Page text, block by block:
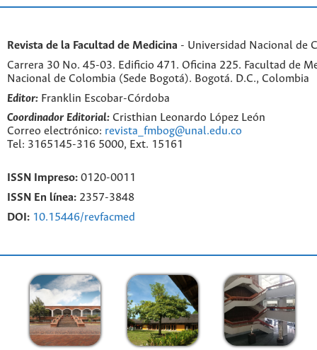
Revista de la Facultad de Medicina - Universidad Nacional de
Carrera 30 No. 45-03. Edificio 471. Oficina 225. Facultad de
Nacional de Colombia (Sede Bogotá). Bogotá. D.C., Colombia
Editor: Franklin Escobar-Córdoba
Coordinador Editorial: Cristhian Leonardo López León
Correo electrónico: revista_fmbog@unal.edu.co
Tel: 3165145-316 5000, Ext. 15161
ISSN Impreso: 0120-0011
ISSN En línea: 2357-3848
DOI: 10.15446/revfacmed